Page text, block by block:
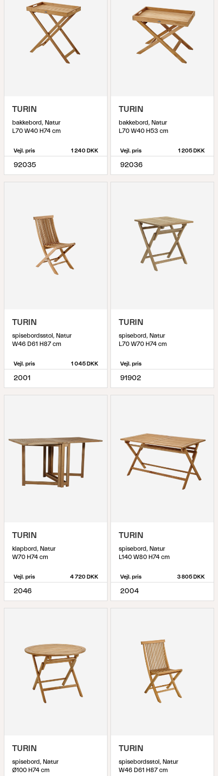
TURIN
bakkebord, Natur
L70 W40 H74 cm
Vejl. pris 1 240 DKK
92035
TURIN
bakkebord, Natur
L70 W40 H53 cm
Vejl. pris 1 205 DKK
92036
TURIN
spisebordsstol, Natur
W46 D61 H87 cm
Vejl. pris 1 045 DKK
2001
TURIN
spisebord, Natur
L70 W70 H74 cm
Vejl. pris
91902
TURIN
klapbord, Natur
W70 H74 cm
Vejl. pris 4 720 DKK
2046
TURIN
spisebord, Natur
L140 W80 H74 cm
Vejl. pris 3 805 DKK
2004
TURIN
spisebord, Natur
Ø100 H74 cm
TURIN
spisebordsstol, Natur
W46 D61 H87 cm